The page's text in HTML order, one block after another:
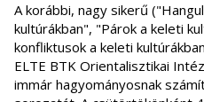
A korábbi, nagy sikerű
kultúrákban", "Párok a keleti
konfliktusok a keleti
ELTE BTK Orientalisztikai
immár hagyományosnak